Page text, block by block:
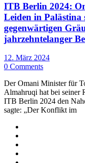
ITB Berlin 2024:
Leiden in
gegenwärtigen
jahrzehntelanger
12. März 2024
0 Comments
Der Omani Minister für
Almahruqi hat bei seiner
ITB Berlin 2024 den
sagte: „Der Konflikt im